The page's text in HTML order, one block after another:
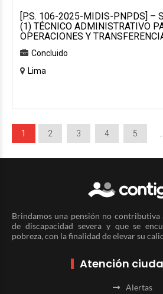
[P.S. 106-2025-MIDIS-PNPDS] –
(1) TÉCNICO ADMINISTRATIVO
OPERACIONES Y
Concluido
Lima
1 2 3 4 5
Brindamos una pensión no contributiva
de discapacidad severa y que se
pobreza, con la finalidad de elevar su
Atención
Alertas